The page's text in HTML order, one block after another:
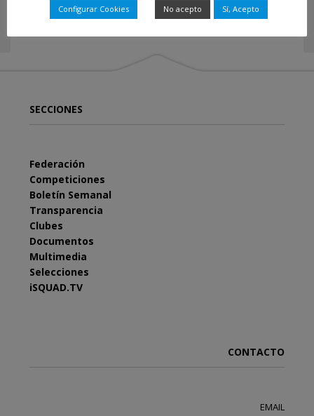
SECCIONES
Federación
Competiciones
Boletín Semanal
Transparencia
Clubes
Documentos
Multimedia
Selecciones
iSQUAD.TV
CONTACTO
EMAIL
Configurar Cookies No acepto Sí, Acepto